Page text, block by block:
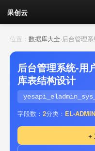
果创云
数据表单
API接口
云存储
流量 剩余接口流量
位置： 数据库大全›后台管理
后台管理系统-用
库表结构设计
字段数： 2分类： EL-
+